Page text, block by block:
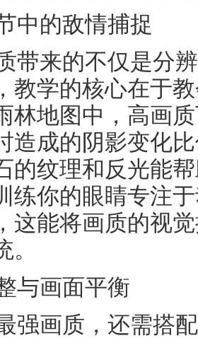
中的敌情捕捉
带来的不仅是分
教学的核心在于
林地图中，高画
造成的阴影变化
的纹理和反光能
练你的眼睛专注
这能将画质的视
与画面平衡
强画质，还需搭